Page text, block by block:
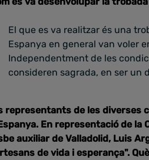
El que es va realitzar és una
Espanya en general van voler
Independentment de les
consideren sagrada, en ser un
representants de les diverses
En representació de la
auxiliar de Valladolid, Luis
de vida i esperança".